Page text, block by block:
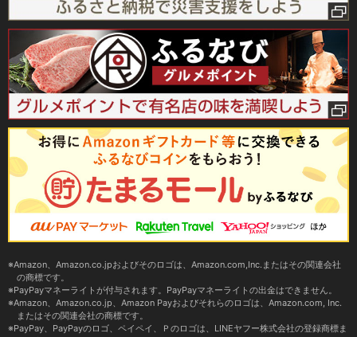
Amazon、Amazon.co.jpおよびそのロゴは、Amazon.com,Inc.またはその関連会社
の商標です。
PayPayマネーライトが付与されます。PayPayマネーライトの出金はできません。
Amazon、Amazon.co.jp、Amazon Payおよびそれらのロゴは、Amazon.com, Inc.
またはその関連会社の商標です。
PayPay、PayPayのロゴ、ペイペイ、Ｐのロゴは、LINEヤフー株式会社の登録商標ま